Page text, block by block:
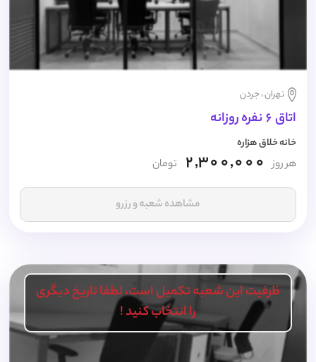
تهران ، جردن
اتاق 6 نفره روزانه
خانه خلاق هزاره
هر روز 2,300,000 تومان
مشاهده شعبه و رزرو
ظرفیت این شعبه تکمیل است، لطفا تاریخ دیگری
را انتخاب کنید !